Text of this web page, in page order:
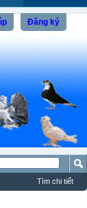
Đăng ký
Tìm chi tiết